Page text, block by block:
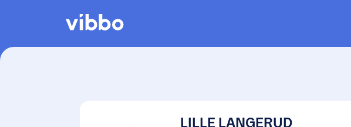
LILLE LANGERUD